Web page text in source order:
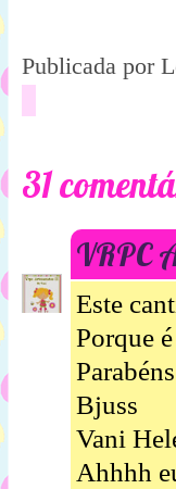
Publicada por
31
VRPC
Este
Porque
Bjuss
Vani
Ahhhh